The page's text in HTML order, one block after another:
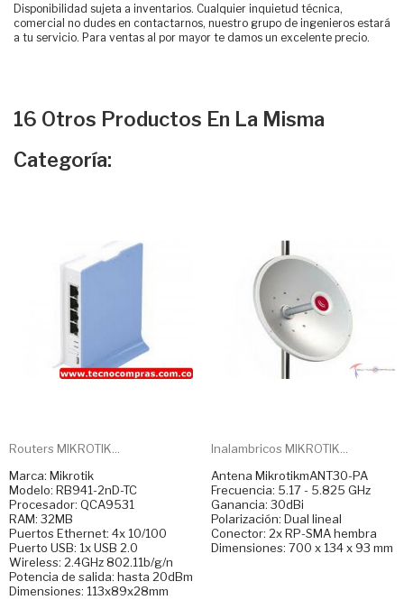
Disponibilidad sujeta a inventarios. Cualquier inquietud técnica,
comercial no dudes en contactarnos, nuestro grupo de ingenieros estará
a tu servicio. Para ventas al por mayor te damos un excelente precio.
16 Otros Productos En La Misma
Categoría:
Routers MIKROTIK...
Marca: Mikrotik
Modelo: RB941-2nD-TC
Procesador: QCA9531
RAM: 32MB
Puertos Ethernet: 4x 10/100
Puerto USB: 1x USB 2.0
Wireless: 2.4GHz 802.11b/g/n
Potencia de salida: hasta 20dBm
Dimensiones: 113x89x28mm
Inalambricos MIKROTIK...
Antena MikrotikmANT30-PA
Frecuencia: 5.17 - 5.825 GHz
Ganancia: 30dBi
Polarización: Dual lineal
Conector: 2x RP-SMA hembra
Dimensiones: 700 x 134 x 93 mm